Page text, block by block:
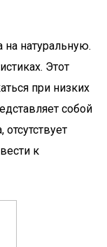
натуральную.
Этот
при низких
собой
к